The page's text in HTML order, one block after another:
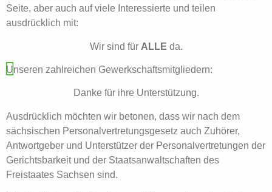
Seite, aber auch auf viele Interessierte und teilen
ausdrücklich mit:
Wir sind für ALLE da.
Unseren zahlreichen Gewerkschaftsmitgliedern:
Danke für ihre Unterstützung.
Ausdrücklich möchten wir betonen, dass wir nach dem
sächsischen Personalvertretungsgesetz auch Zuhörer,
Antwortgeber und Unterstützer der Personalvertretungen der
Gerichtsbarkeit und der Staatsanwaltschaften des
Freistaates Sachsen sind.